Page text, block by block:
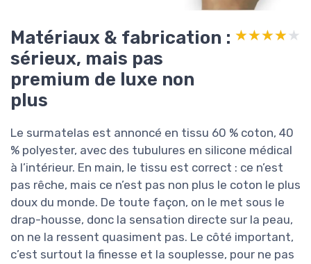
Matériaux & fabrication :
sérieux, mais pas
premium de luxe non
plus
★★★★★
★★★★★
Le surmatelas est annoncé en tissu 60 % coton, 40
% polyester, avec des tubulures en silicone médical
à l’intérieur. En main, le tissu est correct : ce n’est
pas rêche, mais ce n’est pas non plus le coton le plus
doux du monde. De toute façon, on le met sous le
drap-housse, donc la sensation directe sur la peau,
on ne la ressent quasiment pas. Le côté important,
c’est surtout la finesse et la souplesse, pour ne pas